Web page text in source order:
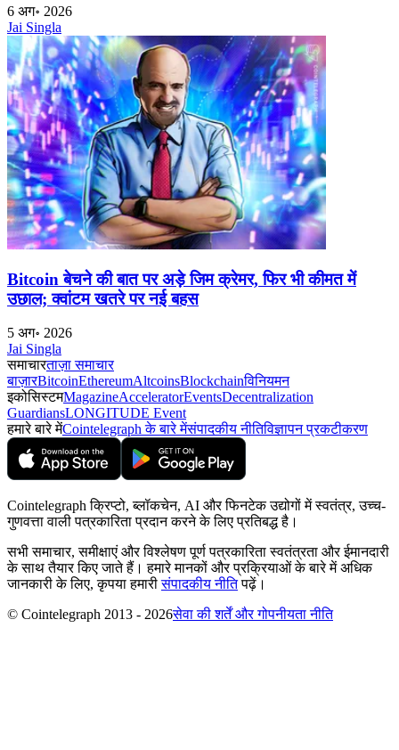
6 अग॰ 2026
Jai Singla
Bitcoin बेचने की बात पर अड़े जिम क्रेमर, फिर भी कीमत में
उछाल; क्वांटम खतरे पर नई बहस
5 अग॰ 2026
Jai Singla
समाचारताज़ा समाचार
बाज़ारBitcoinEthereumAltcoinsBlockchainविनियमन
इकोसिस्टमMagazineAcceleratorEventsDecentralization
GuardiansLONGITUDE Event
हमारे बारे मेंCointelegraph के बारे मेंसंपादकीय नीतिविज्ञापन प्रकटीकरण
Cointelegraph क्रिप्टो, ब्लॉकचेन, AI और फिनटेक उद्योगों में स्वतंत्र, उच्च-
गुणवत्ता वाली पत्रकारिता प्रदान करने के लिए प्रतिबद्ध है।
सभी समाचार, समीक्षाएं और विश्लेषण पूर्ण पत्रकारिता स्वतंत्रता और ईमानदारी
के साथ तैयार किए जाते हैं। हमारे मानकों और प्रक्रियाओं के बारे में अधिक
जानकारी के लिए, कृपया हमारीसंपादकीय नीतिपढ़ें।
© Cointelegraph 2013 - 2026सेवा की शर्तें और गोपनीयता नीति